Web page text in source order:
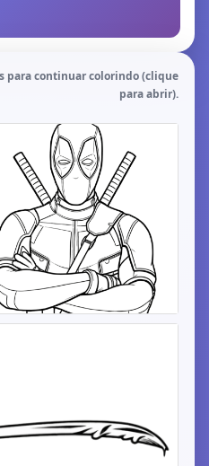
para continuar colorindo (clique
para abrir).